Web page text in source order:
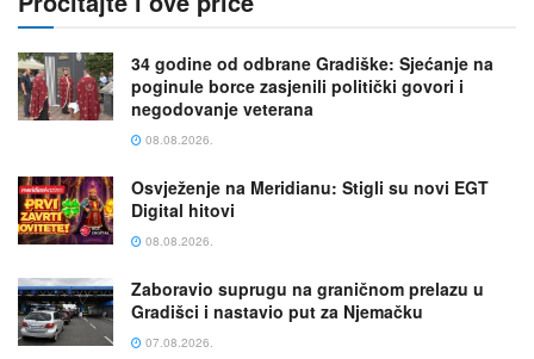
34 godine od odbrane Gradiške: Sjećanje na
poginule borce zasjenili politički govori i
negodovanje veterana
08.08.2026.
Osvježenje na Meridianu: Stigli su novi EGT
Digital hitovi
08.08.2026.
Zaboravio suprugu na graničnom prelazu u
Gradišci i nastavio put za Njemačku
07.08.2026.